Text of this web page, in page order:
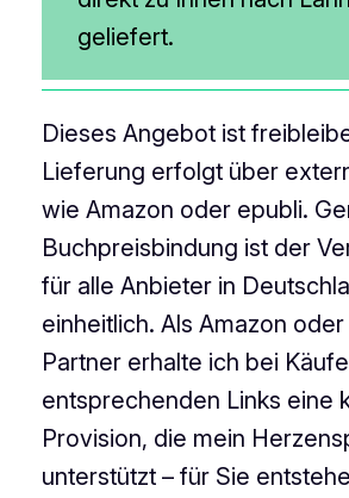
geliefert.
Dieses Angebot ist
Lieferung erfolgt über
wie Amazon oder epubli.
Buchpreisbindung ist der
für alle Anbieter in
einheitlich. Als Amazon
Partner erhalte ich bei
entsprechenden Links eine
Provision, die mein
unterstützt – für Sie